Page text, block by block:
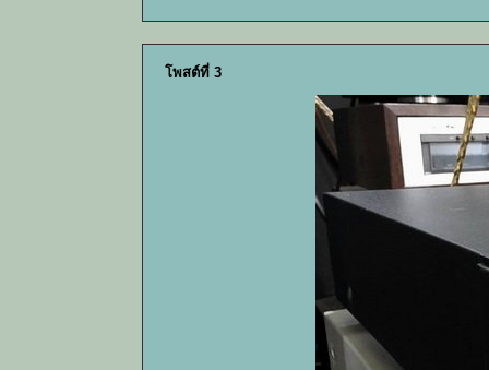
โพสต์ที่ 3